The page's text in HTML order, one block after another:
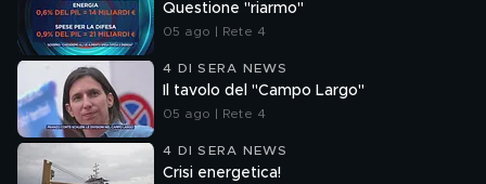
Questione "riarmo"
05 ago | Rete 4
4 DI SERA NEWS
Il tavolo del "Campo Largo"
05 ago | Rete 4
4 DI SERA NEWS
Crisi energetica!